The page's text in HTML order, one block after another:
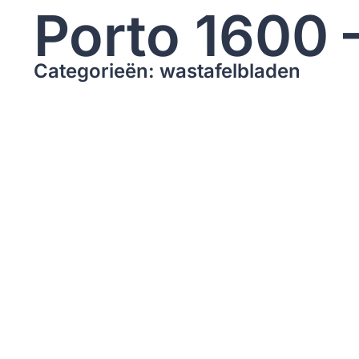
Porto 1600
Categorieën: wastafelbladen